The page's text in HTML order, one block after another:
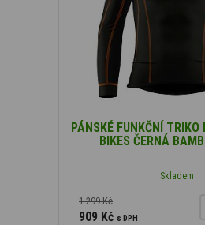
PÁNSKÉ FUNKČNÍ TRIKO
BIKES ČERNÁ
Skladem
1 299 Kč
909 Kč s DPH